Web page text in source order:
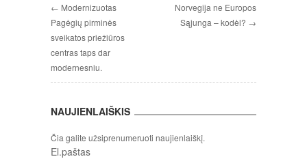
← Modernizuotas
Pagėgių pirminės
sveikatos priežiūros
centras taps dar
modernesniu.
Norvegija ne Europos
Sąjunga – kodėl? →
NAUJIENLAIŠKIS
Čia galite užsiprenumeruoti naujienlaiškį.
El.paštas